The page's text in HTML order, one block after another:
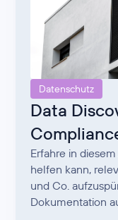
Datenschutz
Data
Erfahre in
helfen kann,
und Co.
Dokumentation